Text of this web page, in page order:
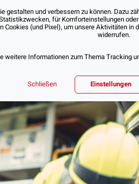
Über Uns Unsere
gestalten und verbessern zu können. Dazu
für Komforteinstellungen
(und Pixel), um unsere Aktivitäten
widerrufen.
weitere Informationen zum Thema Tracking
Schließen Einstellungen